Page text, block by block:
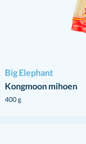
Big Elephant
Kongmoon mihoen
400 g